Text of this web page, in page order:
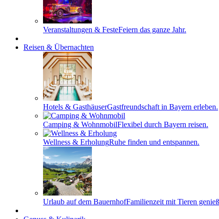
Veranstaltungen & FesteFeiern das ganze Jahr.
Reisen & Übernachten
Hotels & GasthäuserGastfreundschaft in Bayern erleben.
Camping & WohnmobilFlexibel durch Bayern reisen.
Wellness & ErholungRuhe finden und entspannen.
Urlaub auf dem BauernhofFamilienzeit mit Tieren